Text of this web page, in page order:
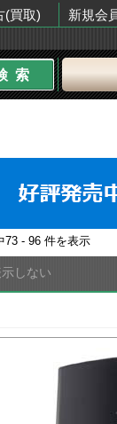
(買取) 新規会
73 - 96 件を表示
しない